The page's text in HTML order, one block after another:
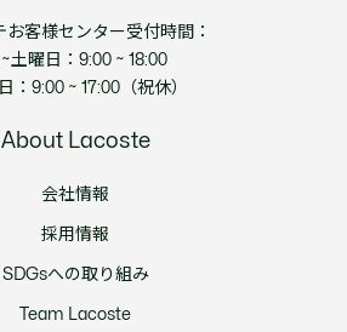
お客様センター受付時間：
~土曜日：9:00 ~ 18:00
：9:00 ~ 17:00（祝休）
About Lacoste
会社情報
採用情報
SDGsへの取り組み
Team Lacoste